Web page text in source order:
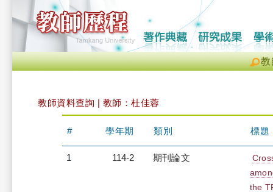
教
教師資料查詢 | 教師：杜佳蓉
# 學年期 類別 標題
1 114-2 期刊論文
the